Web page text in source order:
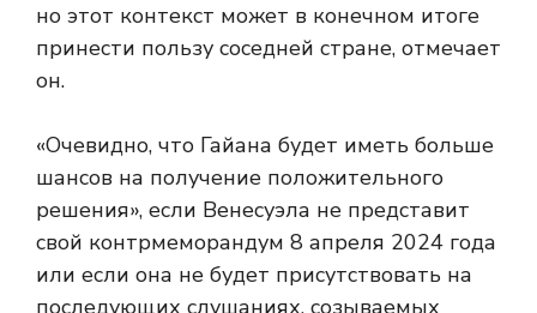
но этот контекст может в конечном итоге
принести пользу соседней стране, отмечает
он.
«Очевидно, что Гайана будет иметь больше
шансов на получение положительного
решения», если Венесуэла не представит
свой контрмеморандум 8 апреля 2024 года
или если она не будет присутствовать на
последующих слушаниях, созываемых